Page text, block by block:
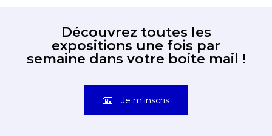
Découvrez toutes les
expositions une fois par
semaine dans votre boite mail !
Je m'inscris